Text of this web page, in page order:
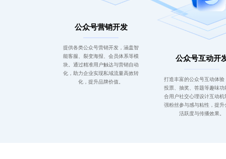
公众号营销开发
提供各类公众号营销开发，涵盖智
能客服、裂变海报、会员体系等模
块。通过精准用户触达与营销自动
化，助力企业实现私域流量高效转
化，提升品牌价值。
公众号互动开
打造丰富的公众号互动体验
投票、抽奖、答题等趣味功
合用户社交心理设计互动机
强粉丝参与感与粘性，提升
活跃度与传播效果。